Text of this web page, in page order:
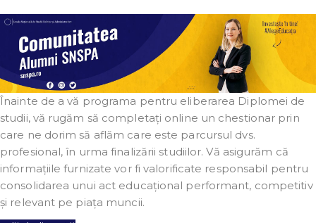
Înainte de a vă programa pentru eliberarea Diplomei de
studii, vă rugăm să completați online un chestionar prin
care ne dorim să aflăm care este parcursul dvs.
profesional, în urma finalizării studiilor. Vă asigurăm că
informațiile furnizate vor fi valorificate responsabil pentru
consolidarea unui act educațional performant, competitiv
și relevant pe piața muncii.